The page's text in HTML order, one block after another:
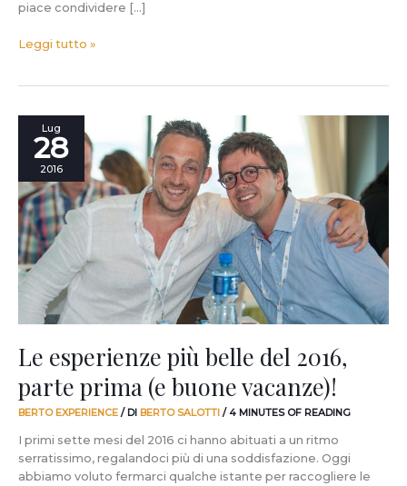
piace condividere […]
Leggi tutto »
Lug
28
2016
Le esperienze più belle del 2016,
parte prima (e buone vacanze)!
BERTO EXPERIENCE / DI BERTO SALOTTI /4 MINUTES OF READING
I primi sette mesi del 2016 ci hanno abituati a un ritmo
serratissimo, regalandoci più di una soddisfazione. Oggi
abbiamo voluto fermarci qualche istante per raccogliere le
esperienze
più
del
2016,
parte
prima
(e
buone
vacanze)!